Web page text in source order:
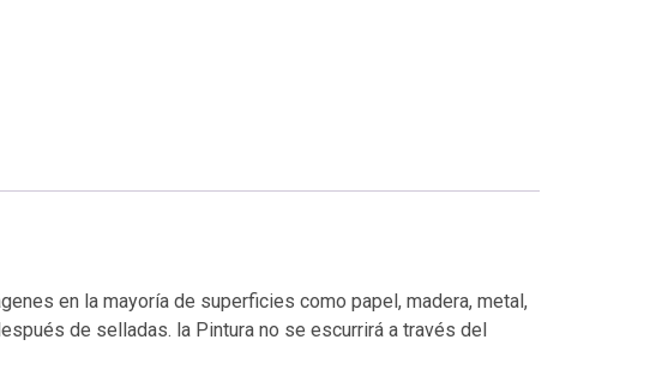
en la mayoría de superficies como papel, madera, metal,
de selladas. la Pintura no se escurrirá a través del